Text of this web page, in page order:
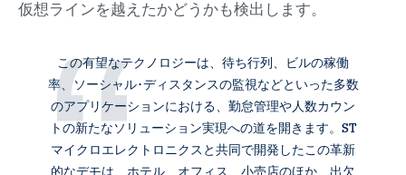
仮想ラインを越えたかどうかも検出します。
この有望なテクノロジーは、待ち行列、ビルの稼働
率、ソーシャル･ディスタンスの監視などといった多数
のアプリケーションにおける、勤怠管理や人数カウン
トの新たなソリューション実現への道を開きます。ST
マイクロエレクトロニクスと共同で開発したこの革新
的なデモは、ホテル、オフィス、小売店のほか、出欠